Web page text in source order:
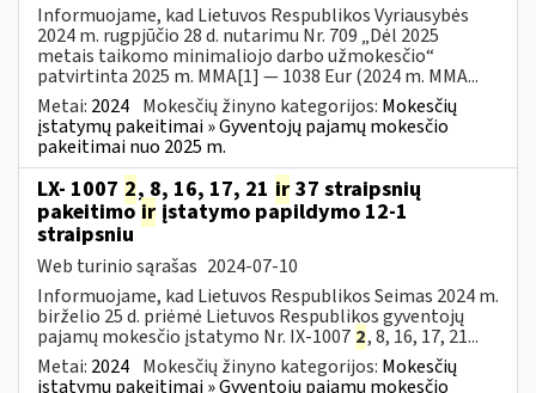
Informuojame, kad Lietuvos Respublikos Vyriausybės
2024 m. rugpjūčio 28 d. nutarimu Nr. 709 „Dėl 2025
metais taikomo minimaliojo darbo užmokesčio“
patvirtinta 2025 m. MMA[1] — 1038 Eur (2024 m. MMA...
Metai: 2024 Mokesčių žinyno kategorijos: Mokesčių
įstatymų pakeitimai » Gyventojų pajamų mokesčio
pakeitimai nuo 2025 m.
LX- 1007 2, 8, 16, 17, 21 ir 37 straipsnių
pakeitimo ir įstatymo papildymo 12-1
straipsniu
Web turinio sąrašas 2024-07-10
Informuojame, kad Lietuvos Respublikos Seimas 2024 m.
birželio 25 d. priėmė Lietuvos Respublikos gyventojų
pajamų mokesčio įstatymo Nr. IX-1007 2, 8, 16, 17, 21...
Metai: 2024 Mokesčių žinyno kategorijos: Mokesčių
įstatymų pakeitimai » Gyventojų pajamų mokesčio